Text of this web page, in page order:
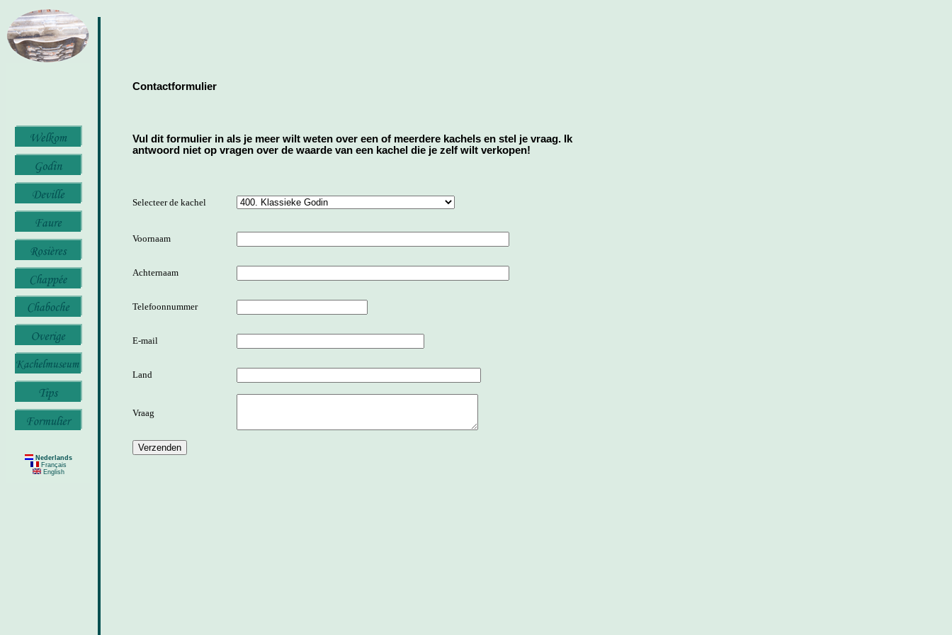
Nederlands
Français
English
Contactformulier
Vul dit formulier in als je meer wilt weten over een of meerdere kachels en stel je vraag. Ik
antwoord niet op vragen over de waarde van een kachel die je zelf wilt verkopen!
Selecteer de kachel
Voornaam
Achternaam
Telefoonnummer
E-mail
Land
Vraag